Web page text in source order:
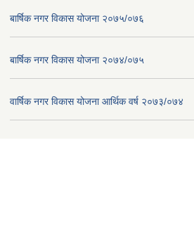
बार्षिक नगर विकास योजना २०७५/०७६
बार्षिक नगर विकास योजना २०७४/०७५
वार्षिक नगर विकास योजना आर्थिक वर्ष २०७३/०७४